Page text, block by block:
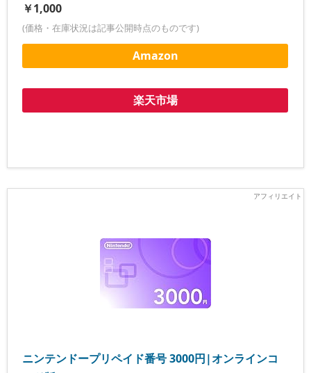
￥1,000
(価格・在庫状況は記事公開時点のものです)
Amazon
楽天市場
ニンテンドープリペイド番号 3000円|オンラインコ